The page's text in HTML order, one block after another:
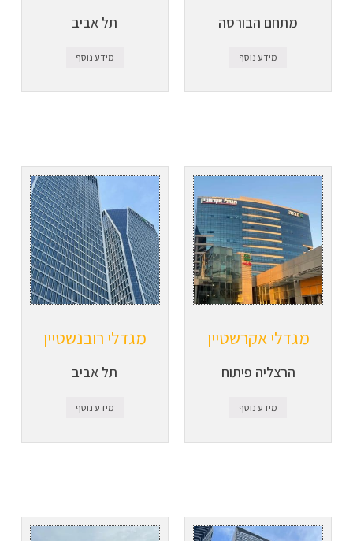
מתחם הבורסה
מידע נוסף
תל אביב
מידע נוסף
מגדלי אקרשטיין
הרצליה פיתוח
מידע נוסף
מגדלי רובנשטיין
תל אביב
מידע נוסף